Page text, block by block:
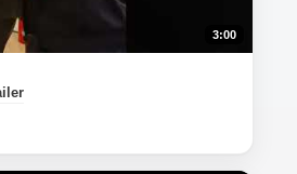
3:00